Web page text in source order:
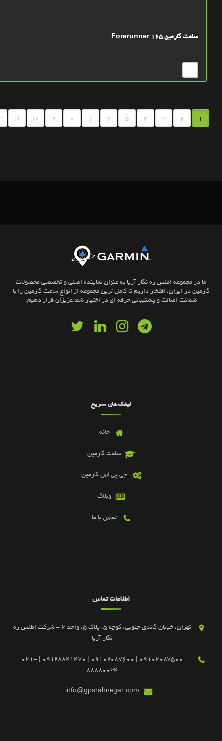
ساعت گارمین Forerunner 165
1
2
3
4
5
6
7
8
9
10
11
ما در مجموعه اطلس ره نگار آریا به عنوان نماینده اصلی و تخصصی محصولات
گارمین در ایران، افتخار داریم تا کامل ترین مجموعه از انواع ساعت گارمین را با
ضمانت اصالت و پشتیبانی حرفه ای در اختیار شما عزیزان قرار دهیم.
لینک‌های سریع
خانه
ساعت گارمین
جی پی اس گارمین
وبلاگ
تماس با ما
اطلاعات تماس
تهران، خیابان گاندی جنوبی، کوچه 5، پلاک 5، واحد 2 - شرکت اطلس ره
نگار آریا
09102087500 | 09102087600 | 09128841470 | 021-
88880034
info@gpsrahnegar.com